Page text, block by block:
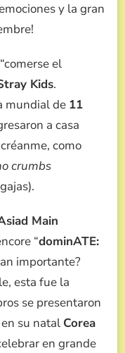
GRANDE
Y
ÁLBUM!
y la gran
el
Kids.
mundial de 11
a casa
como
crumbs
Main
“dominATE:
importante?
esta fue la
se presentaron
su natal Corea
en grande